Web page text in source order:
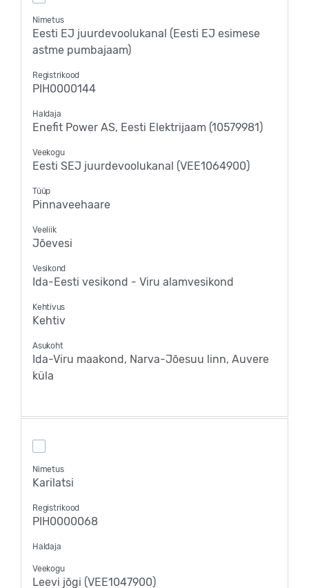
Nimetus
Eesti EJ juurdevoolukanal (Eesti EJ esimese
astme pumbajaam)
Registrikood
PIH0000144
Haldaja
Enefit Power AS, Eesti Elektrijaam (10579981)
Veekogu
Eesti SEJ juurdevoolukanal (VEE1064900)
Tüüp
Pinnaveehaare
Veeliik
Jõevesi
Vesikond
Ida-Eesti vesikond - Viru alamvesikond
Kehtivus
Kehtiv
Asukoht
Ida-Viru maakond, Narva-Jõesuu linn, Auvere
küla
Nimetus
Karilatsi
Registrikood
PIH0000068
Haldaja
Veekogu
Leevi jõgi (VEE1047900)